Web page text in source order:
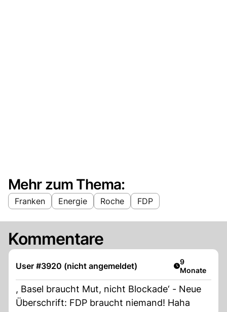
Mehr zum Thema:
Franken Energie Roche FDP
Kommentare
User #3920 (nicht angemeldet) Artikel
9
Monate
, Basel braucht Mut, nicht Blockade‘ - Neue
Überschrift: FDP braucht niemand! Haha